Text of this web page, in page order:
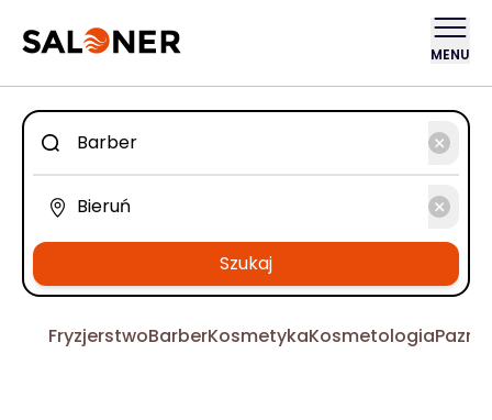
MENU
Szukaj
FryzjerstwoBarberKosmetykaKosmetologia